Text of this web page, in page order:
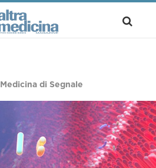
Medicina di Segnale